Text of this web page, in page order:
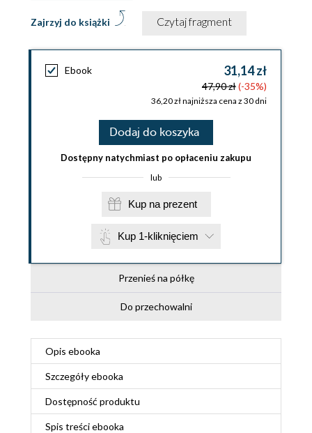
Zajrzyj do książki Czytaj fragment
Ebook 31,14 zł
47,90 zł(-35%)
36,20 zł najniższa cena z 30 dni
Dodaj do koszyka
Dostępny natychmiast po opłaceniu zakupu
lub
Kup na prezent
Kup 1-kliknięciem
Przenieś na półkę
Do przechowalni
Opis ebooka
Szczegółyebooka
Dostępność produktu
Spis treściebooka